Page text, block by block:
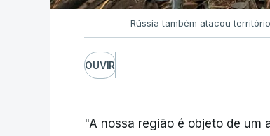
Rússia também atacou
OUVIR
"A nossa região é objeto de um